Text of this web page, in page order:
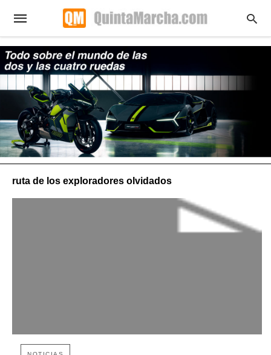
ruta de los exploradores olvidados